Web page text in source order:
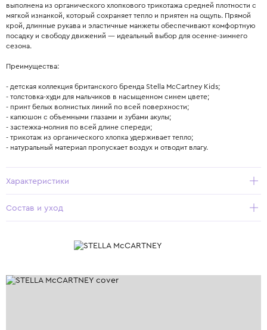
выполнена из органического хлопкового трикотажа средней плотности с
мягкой изнанкой, который сохраняет тепло и приятен на ощупь. Прямой
крой, длинные рукава и эластичные манжеты обеспечивают комфортную
посадку и свободу движений — идеальный выбор для осенне-зимнего
сезона.
Преимущества:
- детская коллекция британского бренда Stella McCartney Kids;
- толстовка-худи для мальчиков в насыщенном синем цвете;
- принт белых волнистых линий по всей поверхности;
- капюшон с объемными глазами и зубами акулы;
- застежка-молния по всей длине спереди;
- трикотаж из органического хлопка удерживает тепло;
- натуральный материал пропускает воздух и отводит влагу.
Характеристики
Состав и уход